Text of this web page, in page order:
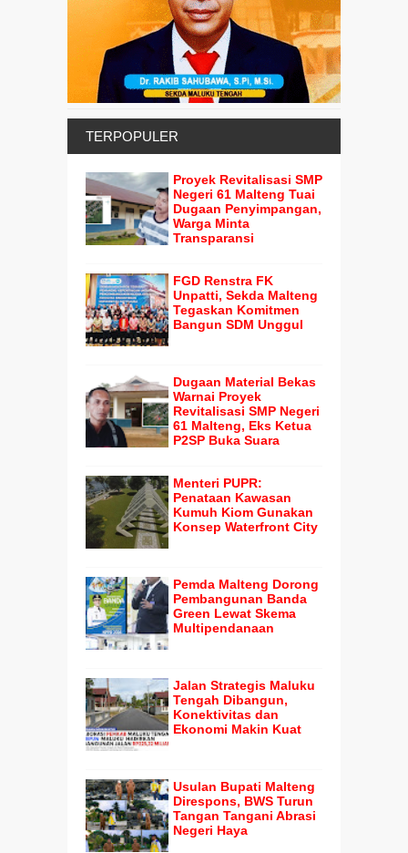
TERPOPULER
Proyek Revitalisasi SMP
Negeri 61 Malteng Tuai
Dugaan Penyimpangan,
Warga Minta
Transparansi
FGD Renstra FK
Unpatti, Sekda Malteng
Tegaskan Komitmen
Bangun SDM Unggul
Dugaan Material Bekas
Warnai Proyek
Revitalisasi SMP Negeri
61 Malteng, Eks Ketua
P2SP Buka Suara
Menteri PUPR:
Penataan Kawasan
Kumuh Kiom Gunakan
Konsep Waterfront City
Pemda Malteng Dorong
Pembangunan Banda
Green Lewat Skema
Multipendanaan
Jalan Strategis Maluku
Tengah Dibangun,
Konektivitas dan
Ekonomi Makin Kuat
Usulan Bupati Malteng
Direspons, BWS Turun
Tangan Tangani Abrasi
Negeri Haya